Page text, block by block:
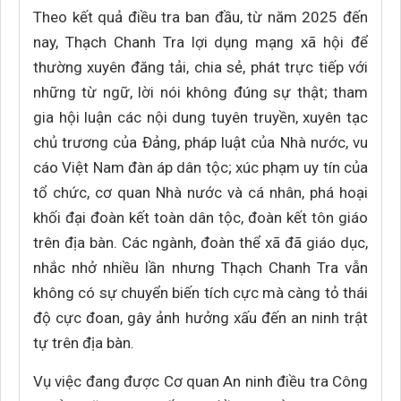
Theo kết quả điều tra ban đầu, từ năm 2025 đến
nay, Thạch Chanh Tra lợi dụng mạng xã hội để
thường xuyên đăng tải, chia sẻ, phát trực tiếp với
những từ ngữ, lời nói không đúng sự thật; tham
gia hội luận các nội dung tuyên truyền, xuyên tạc
chủ trương của Đảng, pháp luật của Nhà nước, vu
cáo Việt Nam đàn áp dân tộc; xúc phạm uy tín của
tổ chức, cơ quan Nhà nước và cá nhân, phá hoại
khối đại đoàn kết toàn dân tộc, đoàn kết tôn giáo
trên địa bàn. Các ngành, đoàn thể xã đã giáo dục,
nhắc nhở nhiều lần nhưng Thạch Chanh Tra vẫn
không có sự chuyển biến tích cực mà càng tỏ thái
độ cực đoan, gây ảnh hưởng xấu đến an ninh trật
tự trên địa bàn.
Vụ việc đang được Cơ quan An ninh điều tra Công